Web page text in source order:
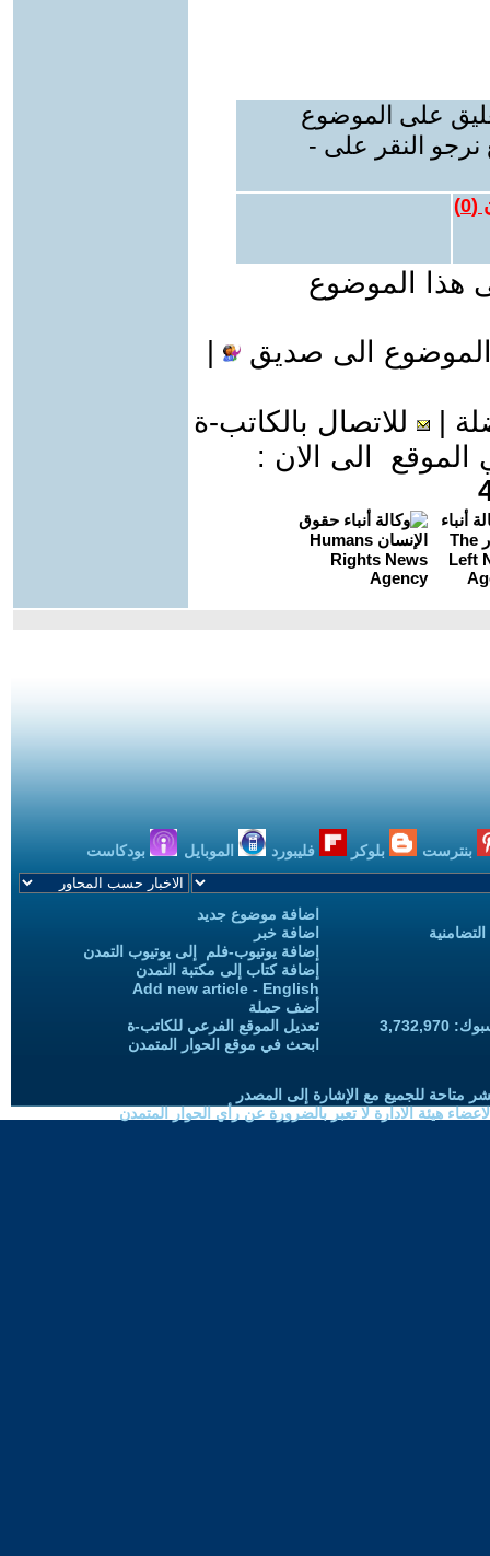
على الموضوع
نرجو النقر على -
(
0
)
هذا الموضوع
الى صديق
للاتصال بالكاتب-ة
الى الان :
بنترست بلوكر فليبورد الموبايل بودكاست
اضافة موضوع جديد
اضافة خبر
إضافة يوتيوب-فلم إلى يوتيوب التمدن
إضافة كتاب إلى مكتبة التمدن
Add new article - English
أضف حملة
تعديل الموقع الفرعي للكاتب-ة
ابحث في موقع الحوار المتمدن
متاحة للجميع مع الإشارة إلى المصدر
هيئة الادارة لا تعبر بالضرورة عن رأي الحوار المتمدن